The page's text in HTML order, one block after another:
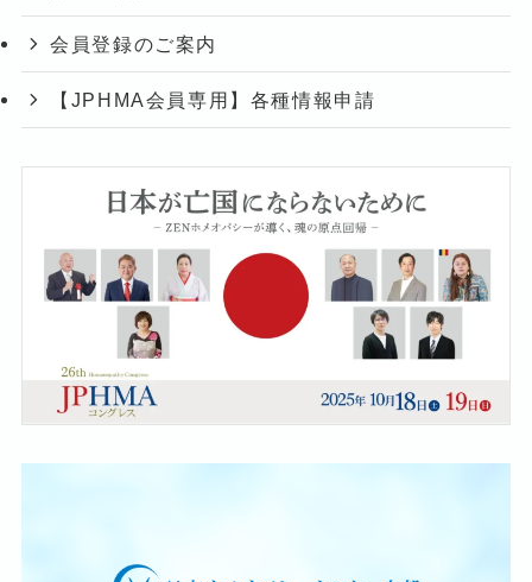
会員登録のご案内
【JPHMA会員専用】各種情報申請